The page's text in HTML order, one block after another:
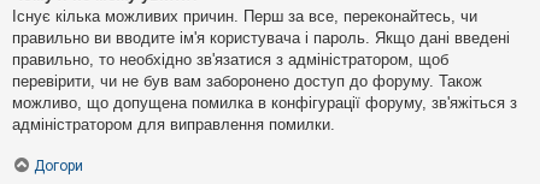
Існує кілька можливих причин. Перш за все, переконайтесь, чи
правильно ви вводите ім'я користувача і пароль. Якщо дані введені
правильно, то необхідно зв'язатися з адміністратором, щоб
перевірити, чи не був вам заборонено доступ до форуму. Також
можливо, що допущена помилка в конфігурації форуму, зв'яжіться з
адміністратором для виправлення помилки.
Догори